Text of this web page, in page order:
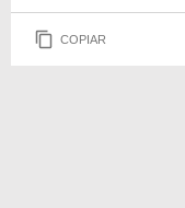
COPIAR